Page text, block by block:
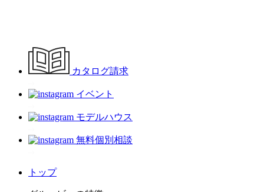
カタログ請求
イベント
モデルハウス
無料個別相談
トップ